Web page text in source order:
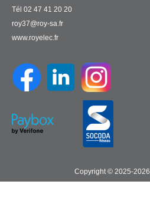
Tél 02 47 41 20 20
roy37@roy-sa.fr
www.royelec.fr
Copyright © 2025-2026